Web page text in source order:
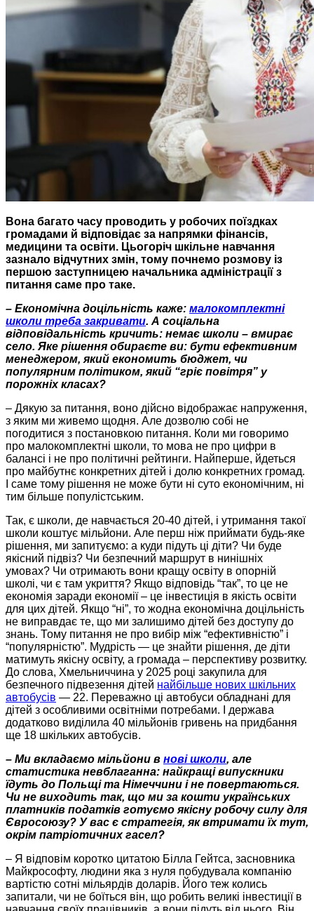
Вона багато часу проводить у робочих поїздках
громадами й відповідає за напрямки фінансів,
медицини та освіти. Цьогоріч шкільне навчання
зазнало відчутних змін, тому почнемо розмову із
першою заступницею начальника адміністрації з
питання саме про таке.
– Економічна доцільність каже: малокомплектні
школи треба закривати. А соціальна
відповідальність кричить: немає школи – вмирає
село. Яке рішення обираєте ви: бути ефективним
менеджером, який економить бюджет, чи
популярним політиком, який “гріє повітря” у
порожніх класах?
– Дякую за питання, воно дійсно відображає напруження,
з яким ми живемо щодня. Але дозволю собі не
погодитися з постановкою питання. Коли ми говоримо
про малокомплектні школи, то мова не про цифри в
балансі і не про політичні рейтинги. Найперше, йдеться
про майбутнє конкретних дітей і долю конкретних громад.
І саме тому рішення не може бути ні суто економічним, ні
тим більше популістським.
Так, є школи, де навчається 20-40 дітей, і утримання такої
школи коштує мільйони. Але перш ніж приймати будь-яке
рішення, ми запитуємо: а куди підуть ці діти? Чи буде
якісний підвіз? Чи безпечний маршрут в нинішніх
умовах? Чи отримають вони кращу освіту в опорній
школі, чи є там укриття? Якщо відповідь “так”, то це не
економія заради економії – це інвестиція в якість освіти
для цих дітей. Якщо “ні”, то жодна економічна доцільність
не виправдає те, що ми залишимо дітей без доступу до
знань. Тому питання не про вибір між “ефективністю” і
“популярністю”. Мудрість — це знайти рішення, де діти
матимуть якісну освіту, а громада – перспективу розвитку.
До слова, Хмельниччина у 2025 році закупила для
безпечного підвезення дітей найбільше нових шкільних
автобусів — 22. Переважно ці автобуси обладнані для
дітей з особливими освітніми потребами. І держава
додатково виділила 40 мільйонів гривень на придбання
ще 18 шкільких автобусів.
– Ми вкладаємо мільйони в нові школи, але
статистика невблаганна: найкращі випускники
їдуть до Польщі та Німеччини і не повертаються.
Чи не виходить так, що ми за кошти українських
платників податків готуємо якісну робочу силу для
Євросоюзу? У вас є стратегія, як втримати їх тут,
окрім патріотичних гасел?
– Я відповім коротко цитатою Білла Гейтса, засновника
Майкрософту, людини яка з нуля побудувала компанію
вартістю сотні мільярдів доларів. Його теж колись
запитали, чи не боїться він, що робить великі інвестиції в